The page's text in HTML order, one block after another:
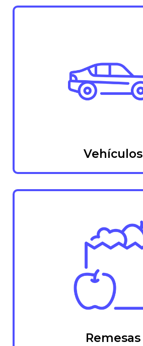
Vehículos
Remesas